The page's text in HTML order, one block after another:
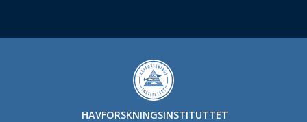
HAVFORSKNINGSINSTITUTTET